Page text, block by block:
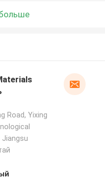
Road, Yixing
Jiangsu